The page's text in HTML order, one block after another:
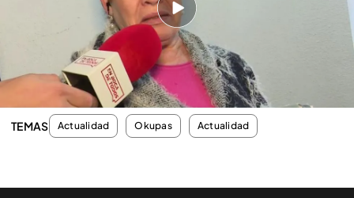
a ver si así entraba en razón y abandonaba el
domicilio. Lejos de esto, la hija abría la puerta y
comenzaba a gritar
a su madre y aamenazarla
con quitarse la vidasi la echaba de la casa.
TEMAS Actualidad Okupas Actualidad